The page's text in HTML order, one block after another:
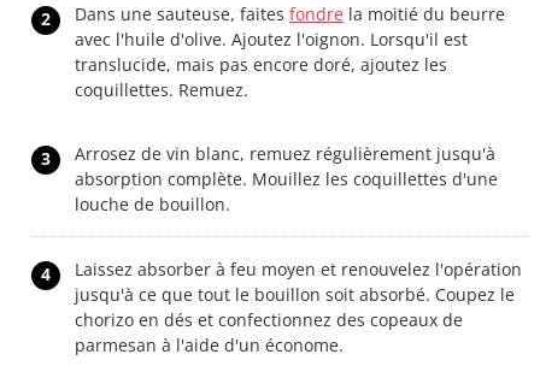
2 Dans une sauteuse, faites fondre la moitié du beurre
avec l'huile d'olive. Ajoutez l'oignon. Lorsqu'il est
translucide, mais pas encore doré, ajoutez les
coquillettes. Remuez.
3
Arrosez de vin blanc, remuez régulièrement jusqu'à
absorption complète. Mouillez les coquillettes d'une
louche de bouillon.
4
Laissez absorber à feu moyen et renouvelez l'opération
jusqu'à ce que tout le bouillon soit absorbé. Coupez le
chorizo en dés et confectionnez des copeaux de
parmesan à l'aide d'un économe.